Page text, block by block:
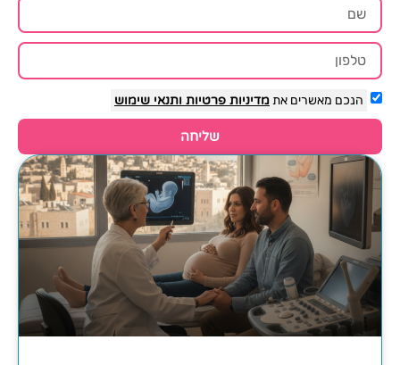
הנכם מאשרים אתמדיניות פרטיות ותנאי שימוש
שליחה